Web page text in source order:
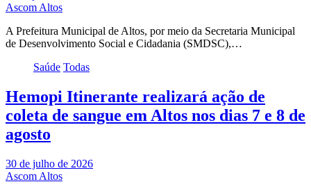
Ascom Altos
A Prefeitura Municipal de Altos, por meio da Secretaria Municipal
de Desenvolvimento Social e Cidadania (SMDSC),…
Saúde Todas
Hemopi Itinerante realizará ação de
coleta de sangue em Altos nos dias 7 e 8 de
agosto
30 de julho de 2026
Ascom Altos